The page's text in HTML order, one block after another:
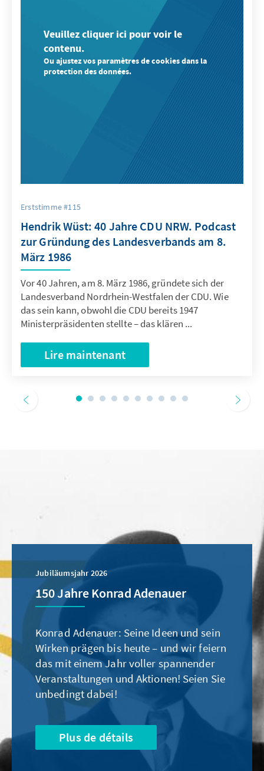
Veuillez cliquer ici pour voir le
contenu.
Ou ajustez vos paramètres de cookies dans la
protection des données.
Erststimme #115
Hendrik Wüst: 40 Jahre CDU NRW. Podcast
zur Gründung des Landesverbands am 8.
März 1986
Vor 40 Jahren, am 8. März 1986, gründete sich der
Landesverband Nordrhein-Westfalen der CDU. Wie
das sein kann, obwohl die CDU bereits 1947
Ministerpräsidenten stellte – das klären ...
Lire maintenant
Jubiläumsjahr 2026
150 Jahre Konrad Adenauer
Konrad Adenauer: Seine Ideen und sein
Wirken prägen bis heute – und wir feiern
das mit einem Jahr voller spannender
Veranstaltungen und Aktionen! Seien Sie
unbedingt dabei!
Plus de détails